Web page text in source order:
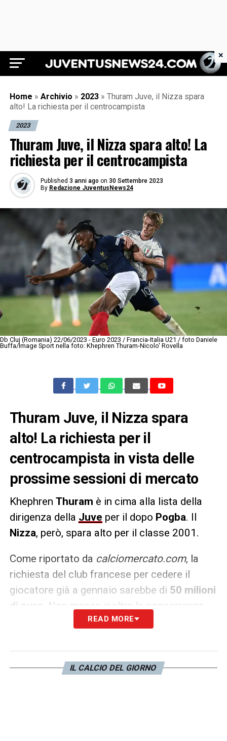
Juventus News 24
Home » Archivio » 2023 » Thuram Juve, il Nizza spara
alto! La richiesta per il centrocampista
2023
Thuram Juve, il Nizza spara alto! La
richiesta per il centrocampista
Published 3 anni ago on 30 Settembre 2023
By Redazione JuventusNews24
Db Cluj (Romania) 22/06/2023 - Euro 2023 / Francia-Italia U21 / foto Daniele
Buffa/Image Sport nella foto: Khephren Thuram-Nicolo' Rovella
Thuram Juve, il Nizza spara
alto! La richiesta per il
centrocampista in vista delle
prossime sessioni di mercato
Khephren Thuram è in cima alla lista della
dirigenza della Juve per il dopo Pogba. Il
Nizza, però, spara alto per il classe 2001.
Come riportato da calciomercato.com, la
richiesta del club francese per cedere il
giocatore già a gennaio sarebbe di 50 milioni
di euro
. Non manca inoltre la concorrenza
della Premier League, Juve avvisata.
LA PLAYLIST DELLE NOSTRE TOP NEWS
READ MORE
IL CALCIO DEL GIORNO
×